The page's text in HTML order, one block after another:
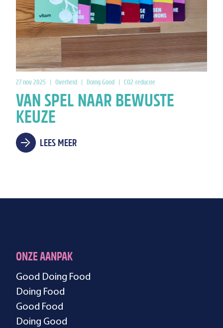
27 nov 2025 | Overheid | Doing Good | CO2-reductie
VAN SPEL NAAR BEWUSTE
KEUZE
LEES MEER
ONZE AANPAK
Good Doing Food
Doing Food
Good Food
Doing Good